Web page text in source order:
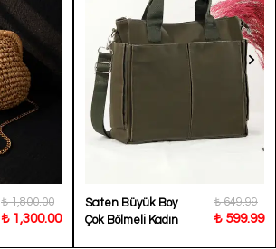
₺ 1,800.00
₺ 1,300.00
Saten Büyük Boy
Çok Bölmeli Kadın
₺ 649.99
₺ 599.99